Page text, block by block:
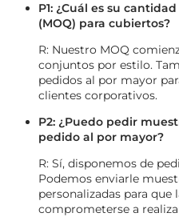
P1: ¿Cuál es su
(MOQ) para cubiertos?
R: Nuestro MOQ
conjuntos por estilo.
pedidos al por mayor
clientes corporativos.
P2: ¿Puedo pedir
pedido al por mayor?
R: Sí, disponemos de
Podemos enviarle
personalizadas para que
comprometerse a